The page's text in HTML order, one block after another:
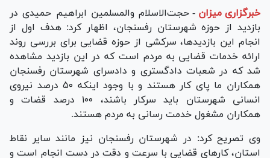
خبرگزاری میزان - حجت‌الاسلام والمسلمین ابراهیم حمیدی در
بازدید از حوزه شهرستان رفسنجان، اظهار کرد: هدف اول از
انجام این بازدیدها، سرکشی از حوزه قضایی برای بررسی روند
ارائه خدمات قضایی به مردم است که در این بازدید مشاهده
شد که در شعبات دادگستری و دادسرای شهرستان رفسنجان
همکاران ما پای کار هستند و با وجود اینکه ۵۰ درصد نیروی
انسانی شهرستان باید سرکار باشند، ۱۰۰ درصد قضات و
همکاران مشغول خدمت رسانی به مردم هستند.
وی تصریح کرد: در شهرستان رفسنجان نیز مانند سایر نقاط
استان، کار‌های قضایی با سرعت و دقت در دست انجام است و